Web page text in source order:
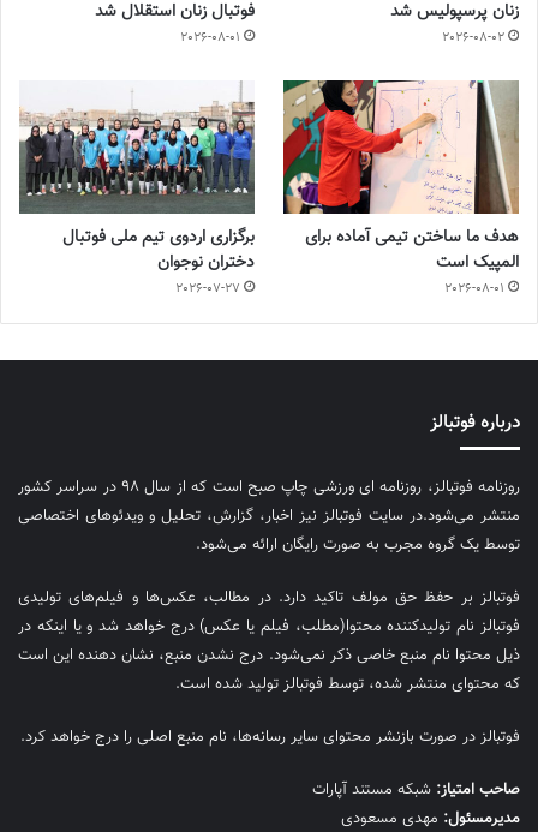
زنان پرسپولیس شد
2026-08-02
فوتبال زنان استقلال شد
2026-08-01
هدف ما ساختن تیمی آماده برای
المپیک است
2026-08-01
برگزاری اردوی تیم ملی فوتبال
دختران نوجوان
2026-07-27
درباره فوتبالز
روزنامه فوتبالز، روزنامه ای ورزشی چاپ صبح است که از سال ۹۸ در سراسر کشور
منتشر می‌شود.در سایت فوتبالز نیز اخبار، گزارش، تحلیل و ویدئوهای اختصاصی
توسط یک گروه مجرب به صورت رایگان ارائه می‌شود.
فوتبالز بر حفظ حق مولف تاکید دارد. در مطالب، عکس‌ها و فیلم‌های تولیدی
فوتبالز نام تولیدکننده محتوا(مطلب، فیلم یا عکس) درج خواهد شد و یا اینکه در
ذیل محتوا نام منبع خاصی ذکر نمی‌‎شود. درج نشدن منبع، نشان دهنده این است
که محتوای منتشر شده، توسط فوتبالز تولید شده است.
فوتبالز در صورت بازنشر محتوای سایر رسانه‌ها، نام منبع اصلی را درج خواهد کرد.
صاحب امتیاز: شبکه مستند آپارات
مديرمسئول: مهدی مسعودی